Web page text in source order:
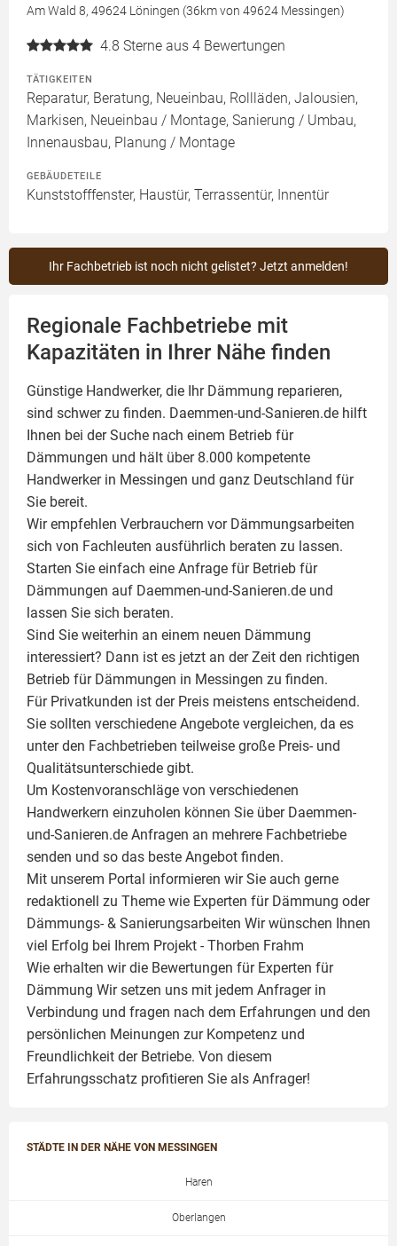
Am Wald 8, 49624 Löningen (36km von 49624 Messingen)
4.8 Sterne aus 4 Bewertungen
TÄTIGKEITEN
Reparatur, Beratung, Neueinbau, Rollläden, Jalousien,
Markisen, Neueinbau / Montage, Sanierung / Umbau,
Innenausbau, Planung / Montage
GEBÄUDETEILE
Kunststofffenster, Haustür, Terrassentür, Innentür
Ihr Fachbetrieb ist noch nicht gelistet? Jetzt anmelden!
Regionale Fachbetriebe mit
Kapazitäten in Ihrer Nähe finden
Günstige Handwerker, die Ihr Dämmung reparieren,
sind schwer zu finden. Daemmen-und-Sanieren.de hilft
Ihnen bei der Suche nach einem Betrieb für
Dämmungen und hält über 8.000 kompetente
Handwerker in Messingen und ganz Deutschland für
Sie bereit.
Wir empfehlen Verbrauchern vor Dämmungsarbeiten
sich von Fachleuten ausführlich beraten zu lassen.
Starten Sie einfach eine Anfrage für Betrieb für
Dämmungen auf Daemmen-und-Sanieren.de und
lassen Sie sich beraten.
Sind Sie weiterhin an einem neuen Dämmung
interessiert? Dann ist es jetzt an der Zeit den richtigen
Betrieb für Dämmungen in Messingen zu finden.
Für Privatkunden ist der Preis meistens entscheidend.
Sie sollten verschiedene Angebote vergleichen, da es
unter den Fachbetrieben teilweise große Preis- und
Qualitätsunterschiede gibt.
Um Kostenvoranschläge von verschiedenen
Handwerkern einzuholen können Sie über Daemmen-
und-Sanieren.de Anfragen an mehrere Fachbetriebe
senden und so das beste Angebot finden.
Mit unserem Portal informieren wir Sie auch gerne
redaktionell zu Theme wie Experten für Dämmung oder
Dämmungs- & Sanierungsarbeiten Wir wünschen Ihnen
viel Erfolg bei Ihrem Projekt - Thorben Frahm
Wie erhalten wir die Bewertungen für Experten für
Dämmung Wir setzen uns mit jedem Anfrager in
Verbindung und fragen nach dem Erfahrungen und den
persönlichen Meinungen zur Kompetenz und
Freundlichkeit der Betriebe. Von diesem
Erfahrungsschatz profitieren Sie als Anfrager!
STÄDTE IN DER NÄHE VON MESSINGEN
Haren
Oberlangen